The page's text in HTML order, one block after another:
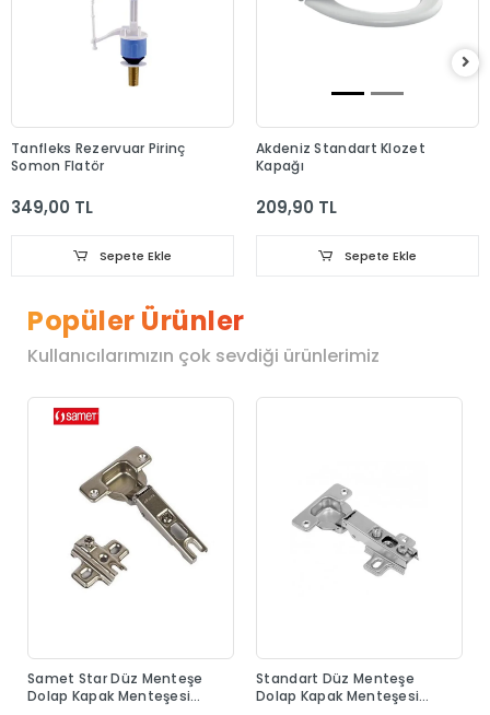
Tanfleks Rezervuar Pirinç
Somon Flatör
349,00 TL
Sepete Ekle
Akdeniz Standart Klozet
Kapağı
209,90 TL
Sepete Ekle
Popüler Ürünler
Kullanıcılarımızın çok sevdiği ürünlerimiz
Samet Star Düz Menteşe
Dolap Kapak Menteşesi
Standart Düz Menteşe
Dolap Kapak Menteşesi